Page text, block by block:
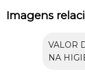
Imagens
VALOR
NA